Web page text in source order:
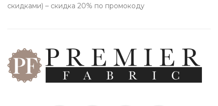
скидками) – скидка 20% по промокоду